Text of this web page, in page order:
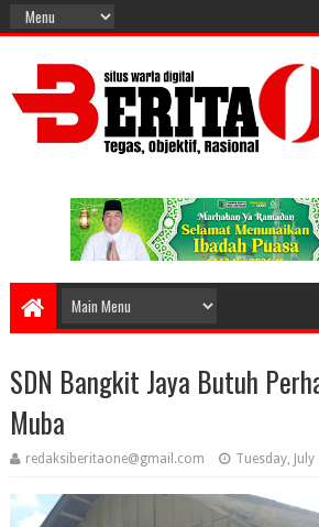
SDN Bangkit Jaya Butuh
Muba
redaksiberitaone@gmail.com Tuesday,